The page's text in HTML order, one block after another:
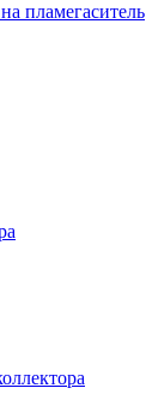
пламегаситель